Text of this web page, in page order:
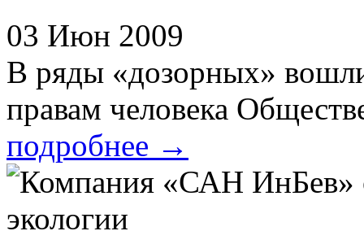
03 Июн 2009
В ряды «дозорных»
правам человека
подробнее →